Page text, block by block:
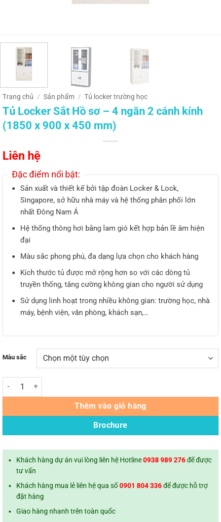
Trang chủ / Sản phẩm / Tủ locker trường học
Tủ Locker Sắt Hồ sơ – 4 ngăn 2 cánh kính
(1850 x 900 x 450 mm)
Liên hệ
Đặc điểm nổi bật:
Sản xuất và thiết kế bởi tập đoàn Locker & Lock,
Singapore, sở hữu nhà máy và hệ thống phân phối lớn
nhất Đông Nam Á
Hệ thống thông hơi bằng lam gió kết hợp bản lề âm hiện
đại
Màu sắc phong phú, đa dạng lựa chọn cho khách hàng
Kích thước tủ được mở rộng hơn so với các dòng tủ
truyền thống, tăng cường không gian cho người sử dụng
Sử dụng linh hoạt trong nhiều không gian: trường học, nhà
máy, bệnh viện, văn phòng, khách sạn,…
Màu sắc
Tủ Locker Sắt Hồ sơ - 4 ngăn 2 cánh kính (1850 x 900 x 450 mm) số
Thêm vào giỏ hàng
Brochure
Khách hàng dự án vui lòng liên hệ Hotline0938 989 276để được
tư vấn
Khách hàng mua lẻ liên hệ qua số0901 804 336để được hỗ trợ
đặt hàng
Giao hàng nhanh trên toàn quốc